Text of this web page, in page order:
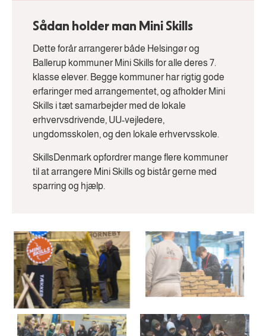
Sådan holder man Mini Skills
Dette forår arrangerer både Helsingør og
Ballerup kommuner Mini Skills for alle deres 7.
klasse elever. Begge kommuner har rigtig gode
erfaringer med arrangementet, og afholder Mini
Skills i tæt samarbejder med de lokale
erhvervsdrivende, UU-vejledere,
ungdomsskolen, og den lokale erhvervsskole.
SkillsDenmark opfordrer mange flere kommuner
til at arrangere Mini Skills og bistår gerne med
sparring og hjælp.